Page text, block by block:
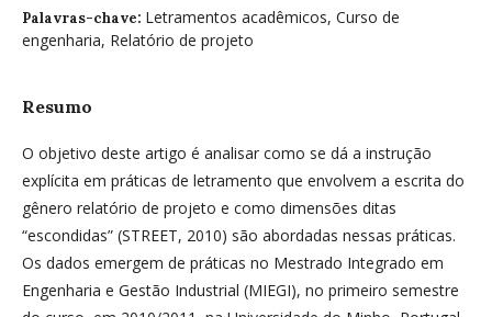
Palavras-chave: Letramentos acadêmicos, Curso de
engenharia, Relatório de projeto
Resumo
O objetivo deste artigo é analisar como se dá a instrução
explícita em práticas de letramento que envolvem a escrita do
gênero relatório de projeto e como dimensões ditas
“escondidas” (STREET, 2010) são abordadas nessas práticas.
Os dados emergem de práticas no Mestrado Integrado em
Engenharia e Gestão Industrial (MIEGI), no primeiro semestre